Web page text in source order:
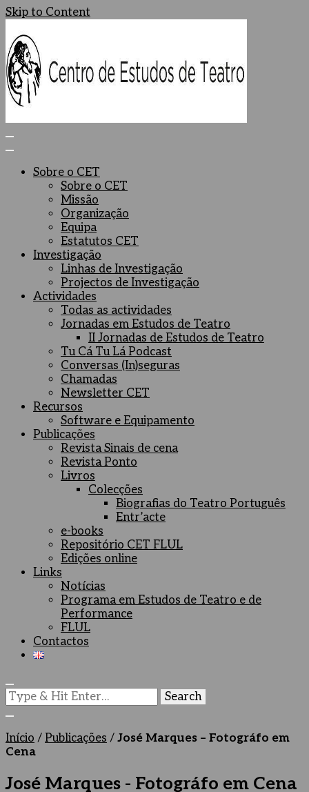
Skip to Content
Sobre o CET
Sobre o CET
Missão
Organização
Equipa
Estatutos CET
Investigação
Linhas de Investigação
Projectos de Investigação
Actividades
Todas as actividades
Jornadas em Estudos de Teatro
II Jornadas de Estudos de Teatro
Tu Cá Tu Lá Podcast
Conversas (In)seguras
Chamadas
Newsletter CET
Recursos
Software e Equipamento
Publicações
Revista Sinais de cena
Revista Ponto
Livros
Colecções
Biografias do Teatro Português
Entr’acte
e-books
Repositório CET FLUL
Edições online
Links
Notícias
Programa em Estudos de Teatro e de
Performance
FLUL
Contactos
Looking
for
Início / Publicações / José Marques – Fotográfo em
Cena
José Marques - Fotográfo em Cena